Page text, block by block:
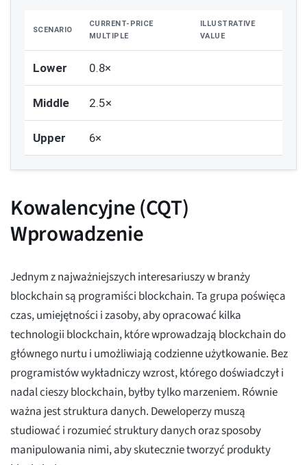
SCENARIO
CURRENT-PRICE
MULTIPLE
ILLUSTRATIVE
VALUE
Lower 0.8×
Middle 2.5×
Upper 6×
Kowalencyjne (CQT)
Wprowadzenie
Jednym z najważniejszych interesariuszy w branży
blockchain są programiści blockchain. Ta grupa poświęca
czas, umiejętności i zasoby, aby opracować kilka
technologii blockchain, które wprowadzają blockchain do
głównego nurtu i umożliwiają codzienne użytkowanie. Bez
programistów wykładniczy wzrost, którego doświadczył i
nadal cieszy blockchain, byłby tylko marzeniem. Równie
ważna jest struktura danych. Deweloperzy muszą
studiować i rozumieć struktury danych oraz sposoby
manipulowania nimi, aby skutecznie tworzyć produkty